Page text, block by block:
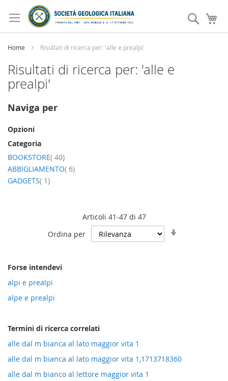
al
contenuto
Search
Home Risultati di ricerca per: 'alle e prealpi'
Risultati di ricerca per: 'alle e
prealpi'
Articoli 41-47di 47
Ordina per
Forse intendevi
alpi e prealpi
alpe e prealpi
Termini di ricerca correlati
alle dal m bianca al lato maggior vita 1
alle dal m bianca al lato maggior vita 1,1713718360
alle dal m bianco al lettore maggior vita 1
Naviga per
Opzioni
Categoria
BOOKSTORE 40elemento
ABBIGLIAMENTO 6elemento
GADGETS 1elemento